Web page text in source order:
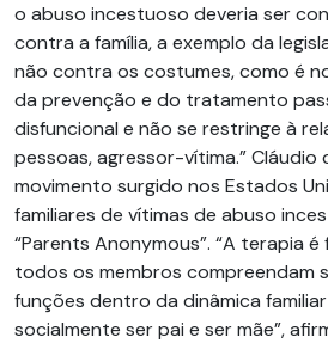
o abuso incestuoso deveria ser
contra a família, a exemplo da
não contra os costumes, como é
da prevenção e do tratamento
disfuncional e não se restringe à
pessoas, agressor-vítima.” Cláudio
movimento surgido nos Estados
familiares de vítimas de abuso
“Parents Anonymous”. “A terapia
todos os membros compreendam
funções dentro da dinâmica
socialmente ser pai e ser mãe”,